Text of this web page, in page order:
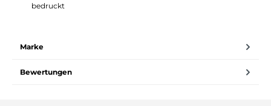
bedruckt
Marke
Bewertungen